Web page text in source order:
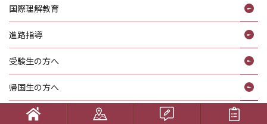
国際理解教育
進路指導
受験生の方へ
帰国生の方へ
学校概要